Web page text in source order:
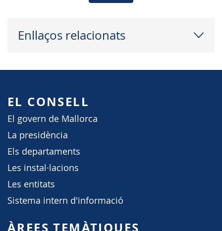
Enllaços relacionats
EL CONSELL
El govern de Mallorca
La presidència
Els departaments
Les instal·lacions
Les entitats
Sistema intern d'informació
ÀREES TEMÀTIQUES